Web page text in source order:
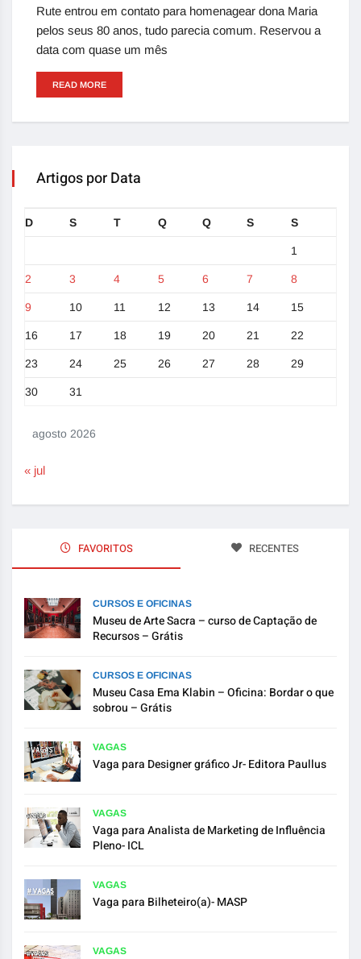
Rute entrou em contato para homenagear dona Maria
pelos seus 80 anos, tudo parecia comum. Reservou a
data com quase um mês
READ MORE
Artigos por Data
agosto 2026
D S T Q Q S S
1
2 3 4 5 6 7 8
9 10 11 12 13 14 15
16 17 18 19 20 21 22
23 24 25 26 27 28 29
30 31
« jul
FAVORITOS RECENTES
CURSOS E OFICINAS
Museu de Arte Sacra – curso de Captação de
Recursos – Grátis
CURSOS E OFICINAS
Museu Casa Ema Klabin – Oficina: Bordar o que
sobrou – Grátis
VAGAS
Vaga para Designer gráfico Jr- Editora Paullus
VAGAS
Vaga para Analista de Marketing de Influência
Pleno- ICL
VAGAS
Vaga para Bilheteiro(a)- MASP
VAGAS